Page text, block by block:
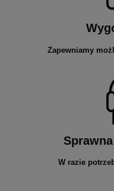
Zapewniamy
W razie